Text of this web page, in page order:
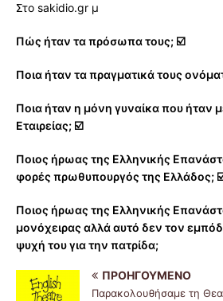
Στο sakidio.gr μ
Πώς ήταν τα πρόσωπα τους; ☑️
Ποια ήταν τα πραγματικά τους
Ποια ήταν η μόνη γυναίκα που ήταν
Εταιρείας; ☑️
Ποιος ήρωας της Ελληνικής
φορές πρωθυπουργός της Ελλάδος;
Ποιος ήρωας της Ελληνικής
μονόχειρας αλλά αυτό δεν τον
ψυχή του για την πατρίδα;
ΠΡΟΗΓΟΎΜΕΝΟ
Παρακολουθήσαμε τη